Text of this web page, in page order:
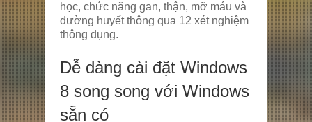
học, chức năng gan, thận, mỡ máu và
đường huyết thông qua 12 xét nghiệm
thông dụng.
Dễ dàng cài đặt Windows
8 song song với Windows
sẵn có